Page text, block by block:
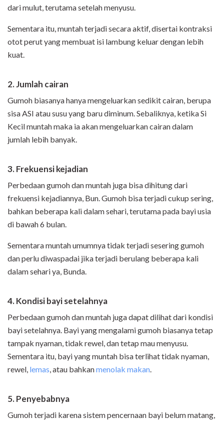
dari mulut, terutama setelah menyusu.
Sementara itu, muntah terjadi secara aktif, disertai kontraksi
otot perut yang membuat isi lambung keluar dengan lebih
kuat.
2. Jumlah cairan
Gumoh biasanya hanya mengeluarkan sedikit cairan, berupa
sisa ASI atau susu yang baru diminum. Sebaliknya, ketika Si
Kecil muntah maka ia akan mengeluarkan cairan dalam
jumlah lebih banyak.
3. Frekuensi kejadian
Perbedaan gumoh dan muntah juga bisa dihitung dari
frekuensi kejadiannya, Bun. Gumoh bisa terjadi cukup sering,
bahkan beberapa kali dalam sehari, terutama pada bayi usia
di bawah 6 bulan.
Sementara muntah umumnya tidak terjadi sesering gumoh
dan perlu diwaspadai jika terjadi berulang beberapa kali
dalam sehari ya, Bunda.
4. Kondisi bayi setelahnya
Perbedaan gumoh dan muntah juga dapat dilihat dari kondisi
bayi setelahnya. Bayi yang mengalami gumoh biasanya tetap
tampak nyaman, tidak rewel, dan tetap mau menyusu.
Sementara itu, bayi yang muntah bisa terlihat tidak nyaman,
rewel, lemas, atau bahkanmenolak makan.
5. Penyebabnya
Gumoh terjadi karena sistem pencernaan bayi belum matang,